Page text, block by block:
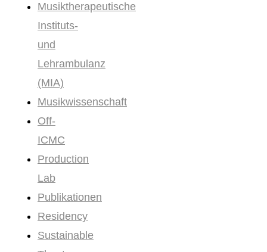
Musiktherapeutische
Instituts-
und
Lehrambulanz
(MIA)
Musikwissenschaft
Off-
ICMC
Production
Lab
Publikationen
Residency
Sustainable